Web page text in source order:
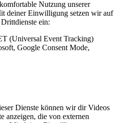
Nutzung unserer
deiner Einwilligung setzen wir auf
ein:
(Universal Event Tracking)
Google Consent Mode,
Dienste können wir dir Videos
anzeigen, die von externen